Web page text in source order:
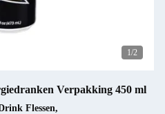
1/2
Verpakking 450 ml
Flessen,